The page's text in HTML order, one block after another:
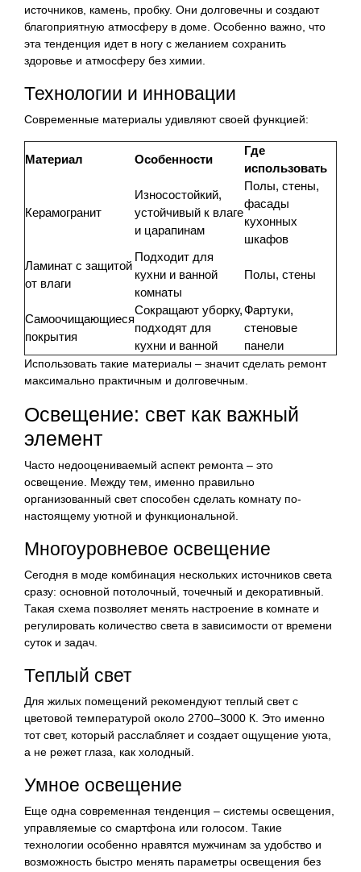
источников, камень, пробку. Они долговечны и создают
благоприятную атмосферу в доме. Особенно важно, что
эта тенденция идет в ногу с желанием сохранить
здоровье и атмосферу без химии.
Технологии и инновации
Современные материалы удивляют своей функцией:
Материал Особенности
Где
использовать
Керамогранит
Износостойкий,
устойчивый к влаге
и царапинам
Полы, стены,
фасады
кухонных
шкафов
Ламинат с защитой
от влаги
Подходит для
кухни и ванной
комнаты
Полы, стены
Самоочищающиеся
покрытия
Сокращают уборку,
подходят для
кухни и ванной
Фартуки,
стеновые
панели
Использовать такие материалы – значит сделать ремонт
максимально практичным и долговечным.
Освещение: свет как важный
элемент
Часто недооцениваемый аспект ремонта – это
освещение. Между тем, именно правильно
организованный свет способен сделать комнату по-
настоящему уютной и функциональной.
Многоуровневое освещение
Сегодня в моде комбинация нескольких источников света
сразу: основной потолочный, точечный и декоративный.
Такая схема позволяет менять настроение в комнате и
регулировать количество света в зависимости от времени
суток и задач.
Теплый свет
Для жилых помещений рекомендуют теплый свет с
цветовой температурой около 2700–3000 К. Это именно
тот свет, который расслабляет и создает ощущение уюта,
а не режет глаза, как холодный.
Умное освещение
Еще одна современная тенденция – системы освещения,
управляемые со смартфона или голосом. Такие
технологии особенно нравятся мужчинам за удобство и
возможность быстро менять параметры освещения без